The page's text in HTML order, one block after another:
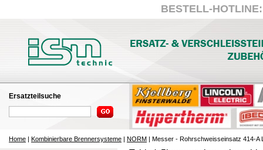
BESTELL-
Ersatzteilsuche
Home | Kombinierbare Brennersysteme | NORM | Messer - Rohrschweisseinsatz 414-A